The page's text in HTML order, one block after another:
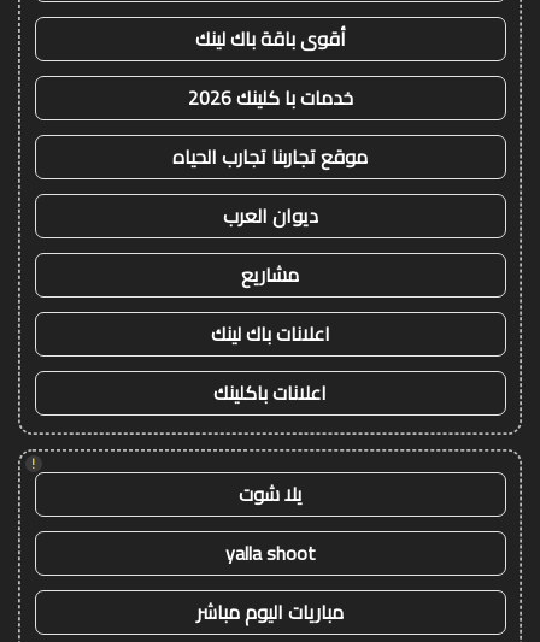
أقوى باقة باك لينك
خدمات با كلينك 2026
موقع تجاربنا تجارب الحياه
ديوان العرب
مشاريع
اعلانات باك لينك
اعلانات باكلينك
!
يلا شوت
yalla shoot
مباريات اليوم مباشر